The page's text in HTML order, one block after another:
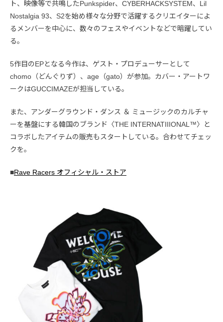
ト、映像等で共鳴したPunkspider、CYBERHACKSYSTEM、Lil
Nostalgia 93、S2を始め様々な分野で活躍するクリエイターによ
るメンバーを中心に、数々のフェスやイベントなどで暗躍してい
る。
5作目のEPとなる今作は、ゲスト・プロデューサーとして
chomo（どんぐりず）、age（gato）が参加。カバー・アートワ
ークはGUCCIMAZEが担当している。
また、アンダーグラウンド・ダンス ＆ ミュージックのカルチャ
ーを基盤にする韓国のブランド〈THE INTERNATIIIONAL™〉と
コラボしたアイテムの販売もスタートしている。合わせてチェッ
クを。
■Rave Racers オフィシャル・ストア